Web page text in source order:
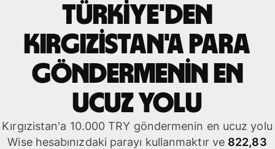
Türkiye'den
Kırgızistan'a para
göndermenin en
ucuz yolu
Kırgızistan'a 10.000 TRY göndermenin en ucuz yolu
Wise hesabınızdaki parayı kullanmaktır ve 822,83